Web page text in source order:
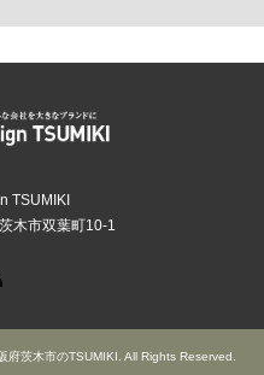
TSUMIKI
木市双葉町10-1
府茨木市のTSUMIKI . All Rights Reserved.